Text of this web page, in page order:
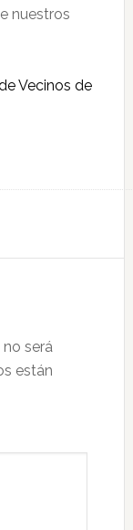
nuestros
Vecinos de
será
están